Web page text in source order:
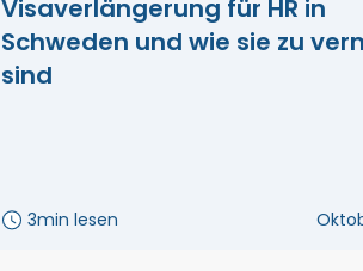
Visaverlängerung für HR in
Schweden und wie sie zu
sind
3min lesen